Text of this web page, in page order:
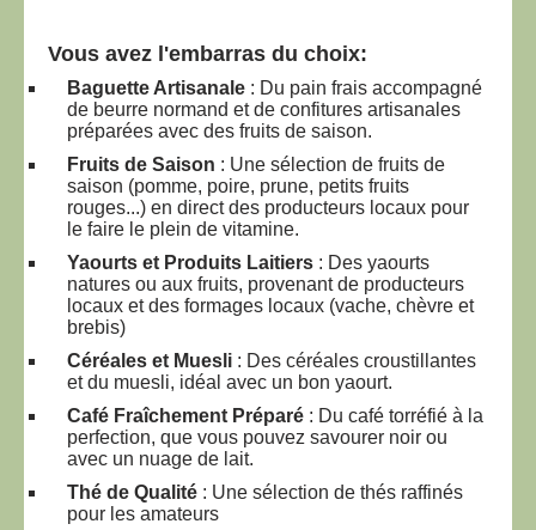
Vous avez l'embarras du choix:
Baguette Artisanale : Du pain frais accompagné
de beurre normand et de confitures artisanales
préparées avec des fruits de saison.
Fruits de Saison : Une sélection de fruits de
saison (pomme, poire, prune, petits fruits
rouges...) en direct des producteurs locaux pour
le faire le plein de vitamine.
Yaourts et Produits Laitiers : Des yaourts
natures ou aux fruits, provenant de producteurs
locaux et des formages locaux (vache, chèvre et
brebis)
Céréales et Muesli : Des céréales croustillantes
et du muesli, idéal avec un bon yaourt.
Café Fraîchement Préparé : Du café torréfié à la
perfection, que vous pouvez savourer noir ou
avec un nuage de lait.
Thé de Qualité : Une sélection de thés raffinés
pour les amateurs